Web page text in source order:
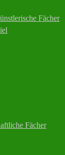
Fächer
Fächer